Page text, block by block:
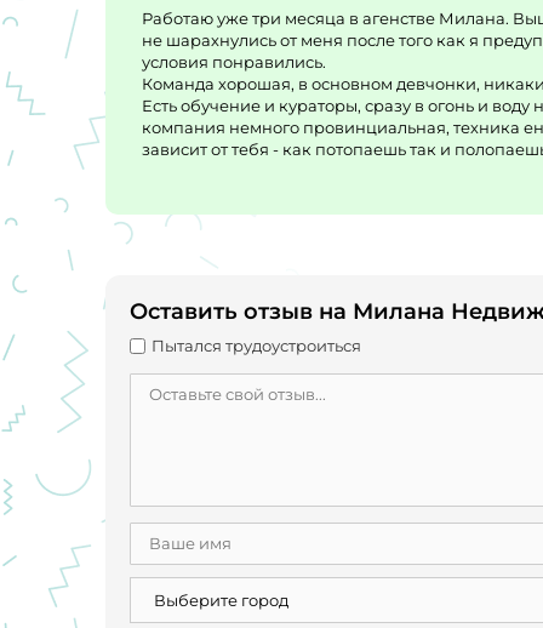
Работаю уже три месяца в агенстве Милана.
не шарахнулись от меня после того как я
условия понравились.
Команда хорошая, в основном девчонки,
Есть обучение и кураторы, сразу в огонь и
компания немного провинциальная, техника
зависит от тебя - как потопаешь так и
Оставить отзыв на Милана
Пытался трудоустроиться